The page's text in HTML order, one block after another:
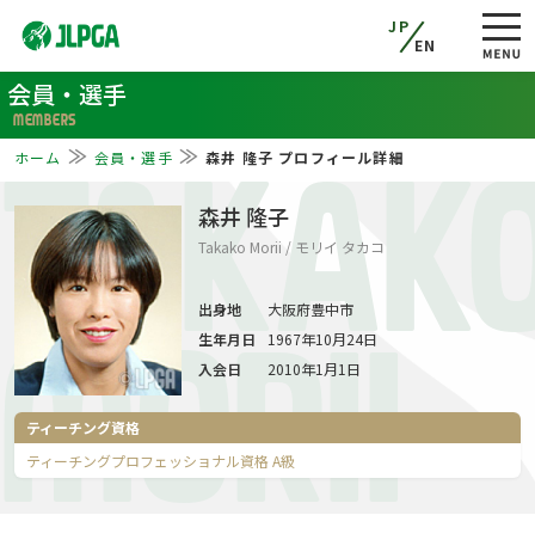
JP
EN
会員・選手
MEMBERS
ホーム 会員・選手 森井 隆子 プロフィール詳細
MORII
森井 隆子
Takako Morii / モリイ タカコ
ティーチング資格
ティーチングプロフェッショナル資格 A級
出身地
大阪府豊中市
生年月日
1967年10月24日
入会日
2010年1月1日